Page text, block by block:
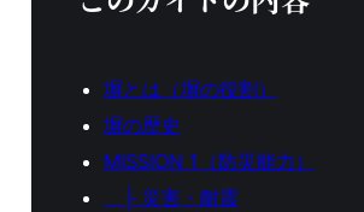
塀とは（塀の役割）
塀の歴史
MISSION 1（防災能力）
├ 災害・耐震